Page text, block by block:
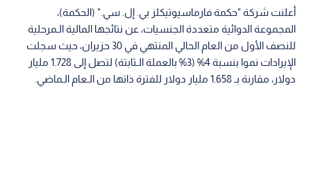
أعلنت شركة "حكمة فارماسيوتيكلز بي. إل. سي." (الحكمة)،
المجموعة الدوائية متعددة الجنسيات، عن نتائجها المالية الـمرحلية
للنصف الأول من العام الحالي المنتهي في 30 حزيران، حيث سجلت
الإيرادات نموا بنسبة 4% (3% بالعملة الـثابتة) لتصل إلى 1.728 مليار
دولار، مقارنة بـ 1.658 مليار دولار للفترة ذاتها من الـعام الـماضي.